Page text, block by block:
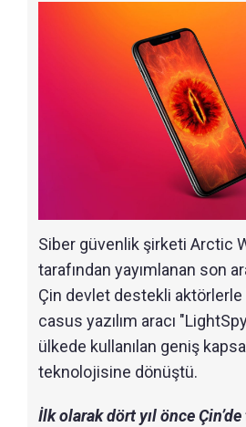
Siber güvenlik şirketi Arctic
tarafından yayımlanan son
Çin devlet destekli aktörlerle
casus yazılım aracı
ülkede kullanılan geniş
teknolojisine dönüştü.
İlk olarak dört yıl önce